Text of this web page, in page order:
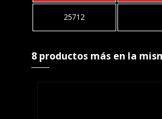
25712
8 productos más en la